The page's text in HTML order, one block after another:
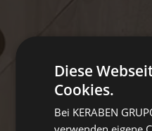
Diese
Cookies.
Bei KERABEN